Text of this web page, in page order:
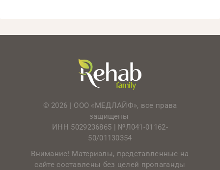
© 2026 | ООО «МЕДЛАЙФ», все права
защищены
ИНН 5029236865 | №Л041-01162-
50/01130354
Внимание! Материалы, представленные на
сайте составлены без целей пропаганды